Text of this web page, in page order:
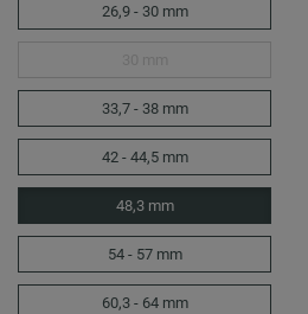
26,9 - 30 mm
33,7 - 38 mm
42 - 44,5 mm
48,3 mm
54 - 57 mm
60,3 - 64 mm